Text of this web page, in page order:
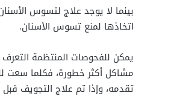
بينما لا يوجد علاج لتسوس
اتخاذها لمنع تسوس الأسنان.
يمكن للفحوصات المنتظمة
مشاكل أكثر خطورة، فكلما سعت
تقدمه، وإذا تم علاج التجويف